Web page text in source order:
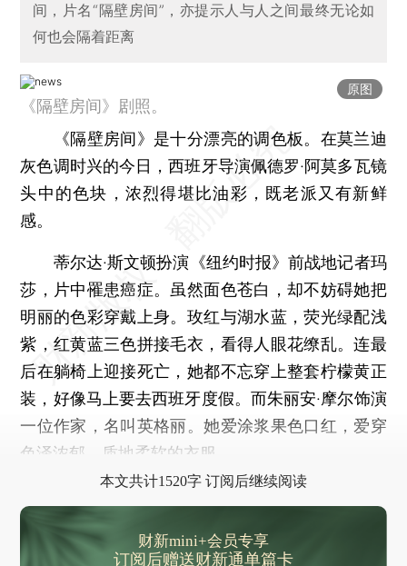
间，片名“隔壁房间”，亦提示人与人之间最终无论如
何也会隔着距离
原图
《隔壁房间》剧照。
《隔壁房间》是十分漂亮的调色板。在莫兰迪
灰色调时兴的今日，西班牙导演佩德罗·阿莫多瓦镜
头中的色块，浓烈得堪比油彩，既老派又有新鲜
感。
蒂尔达·斯文顿扮演《纽约时报》前战地记者玛
莎，片中罹患癌症。虽然面色苍白，却不妨碍她把
明丽的色彩穿戴上身。玫红与湖水蓝，荧光绿配浅
紫，红黄蓝三色拼接毛衣，看得人眼花缭乱。连最
后在躺椅上迎接死亡，她都不忘穿上整套柠檬黄正
装，好像马上要去西班牙度假。而朱丽安·摩尔饰演
一位作家，名叫英格丽。她爱涂浆果色口红，爱穿
色泽浓郁、质地柔软的衣服。
本文共计1520字 订阅后继续阅读
财新mini+会员专享
订阅后赠送财新通单篇卡